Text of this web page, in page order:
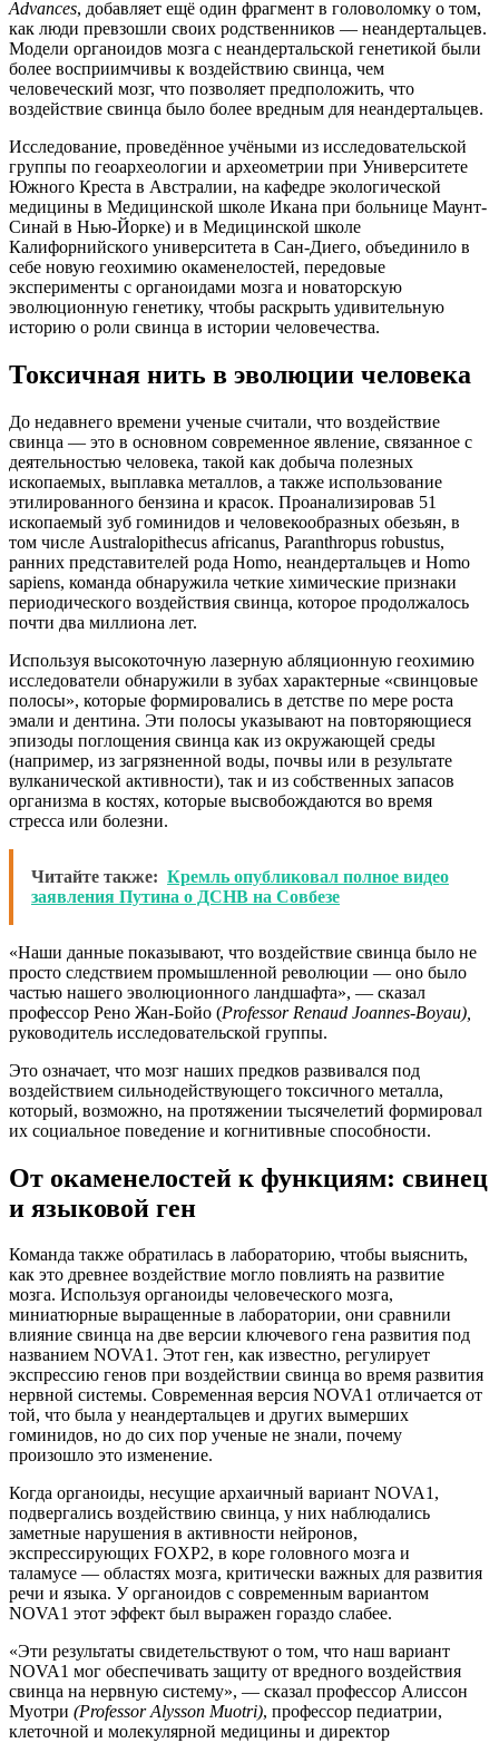
Advances, добавляет ещё один фрагмент в головоломку о том,
как люди превзошли своих родственников — неандертальцев.
Модели органоидов мозга с неандертальской генетикой были
более восприимчивы к воздействию свинца, чем
человеческий мозг, что позволяет предположить, что
воздействие свинца было более вредным для неандертальцев.
Исследование, проведённое учёными из исследовательской
группы по геоархеологии и археометрии при Университете
Южного Креста в Австралии, на кафедре экологической
медицины в Медицинской школе Икана при больнице Маунт-
Синай в Нью-Йорке) и в Медицинской школе
Калифорнийского университета в Сан-Диего, объединило в
себе новую геохимию окаменелостей, передовые
эксперименты с органоидами мозга и новаторскую
эволюционную генетику, чтобы раскрыть удивительную
историю о роли свинца в истории человечества.
Токсичная нить в эволюции человека
До недавнего времени ученые считали, что воздействие
свинца — это в основном современное явление, связанное с
деятельностью человека, такой как добыча полезных
ископаемых, выплавка металлов, а также использование
этилированного бензина и красок. Проанализировав 51
ископаемый зуб гоминидов и человекообразных обезьян, в
том числе Australopithecus africanus, Paranthropus robustus,
ранних представителей рода Homo, неандертальцев и Homo
sapiens, команда обнаружила четкие химические признаки
периодического воздействия свинца, которое продолжалось
почти два миллиона лет.
Используя высокоточную лазерную абляционную геохимию
исследователи обнаружили в зубах характерные «свинцовые
полосы», которые формировались в детстве по мере роста
эмали и дентина. Эти полосы указывают на повторяющиеся
эпизоды поглощения свинца как из окружающей среды
(например, из загрязненной воды, почвы или в результате
вулканической активности), так и из собственных запасов
организма в костях, которые высвобождаются во время
стресса или болезни.
Читайте также: Кремль опубликовал полное видео
заявления Путина о ДСНВ на Совбезе
«Наши данные показывают, что воздействие свинца было не
просто следствием промышленной революции — оно было
частью нашего эволюционного ландшафта», — сказал
профессор Рено Жан-Бойо (Professor Renaud Joannes-Boyau),
руководитель исследовательской группы.
Это означает, что мозг наших предков развивался под
воздействием сильнодействующего токсичного металла,
который, возможно, на протяжении тысячелетий формировал
их социальное поведение и когнитивные способности.
От окаменелостей к функциям: свинец
и языковой ген
Команда также обратилась в лабораторию, чтобы выяснить,
как это древнее воздействие могло повлиять на развитие
мозга. Используя органоиды человеческого мозга,
миниатюрные выращенные в лаборатории, они сравнили
влияние свинца на две версии ключевого гена развития под
названием NOVA1. Этот ген, как известно, регулирует
экспрессию генов при воздействии свинца во время развития
нервной системы. Современная версия NOVA1 отличается от
той, что была у неандертальцев и других вымерших
гоминидов, но до сих пор ученые не знали, почему
произошло это изменение.
Когда органоиды, несущие архаичный вариант NOVA1,
подвергались воздействию свинца, у них наблюдались
заметные нарушения в активности нейронов,
экспрессирующих FOXP2, в коре головного мозга и
таламусе — областях мозга, критически важных для развития
речи и языка. У органоидов с современным вариантом
NOVA1 этот эффект был выражен гораздо слабее.
«Эти результаты свидетельствуют о том, что наш вариант
NOVA1 мог обеспечивать защиту от вредного воздействия
свинца на нервную систему», — сказал профессор Алиссон
Муотри (Professor Alysson Muotri), профессор педиатрии,
клеточной и молекулярной медицины и директор